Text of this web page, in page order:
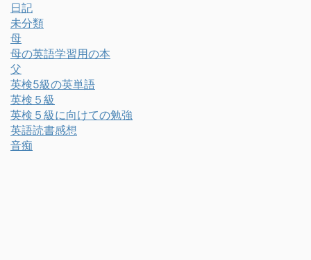
日記
未分類
母
母の英語学習用の本
父
英検5級の英単語
英検５級
英検５級に向けての勉強
英語読書感想
音痴